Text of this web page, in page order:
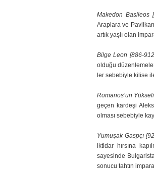
Makedon Basileos
Araplara ve
artık yaş­lı olan
Bilge Leon [886-
olduğu
ler sebebiyle kilise
Romanos’un
geçen kardeşi
olması sebebiyle
Yumuşak Gaspçı
iktidar hırsına
sayesinde
sonucu tahtın